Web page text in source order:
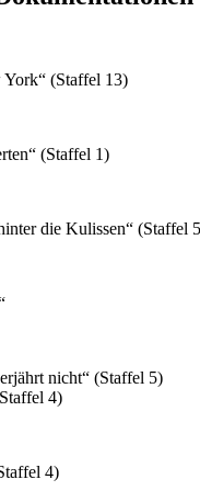
(Staffel 13)
(Staffel 1)
die Kulissen“ (Staffel
nicht“ (Staffel 5)
4)
4)